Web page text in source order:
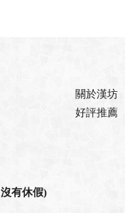
有休假)
關於漢坊
好評推薦